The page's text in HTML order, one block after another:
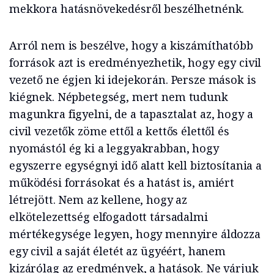
mekkora hatásnövekedésről beszélhetnénk.
Arról nem is beszélve, hogy a kiszámíthatóbb
források azt is eredményezhetik, hogy egy civil
vezető ne égjen ki idejekorán. Persze mások is
kiégnek. Népbetegség, mert nem tudunk
magunkra figyelni, de a tapasztalat az, hogy a
civil vezetők zöme ettől a kettős élettől és
nyomástól ég ki a leggyakrabban, hogy
egyszerre egységnyi idő alatt kell biztosítania a
működési forrásokat és a hatást is, amiért
létrejött. Nem az kellene, hogy az
elkötelezettség elfogadott társadalmi
mértékegysége legyen, hogy mennyire áldozza
egy civil a saját életét az ügyéért, hanem
kizárólag az eredmények, a hatások. Ne várjuk